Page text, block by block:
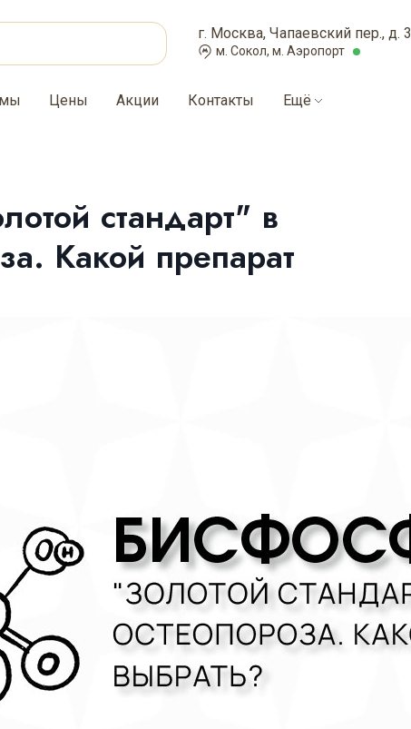
Ещё
Контакты
Акции
Цены
м. Сокол, м. Аэропорт
г. Москва, Чапаевский пер., д. 3
стандарт" в
Какой препарат